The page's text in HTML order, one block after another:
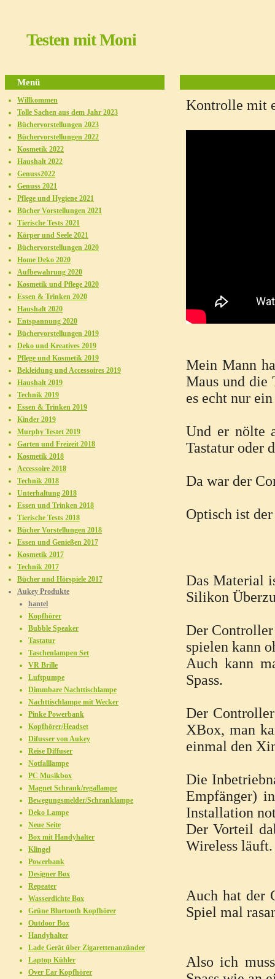
Testen mit Moni
Kontrolle mit
Mein Mann
Maus und die
es echt nur
Und er nölte
Tastatur oder
Da war der
Optisch ist
Das Material
Silikon
Der Controller
spielen kann
Auch kann
Spass.
Der
XBox, man
einmal den
Die
Empfänger)
Installation
Der Vorteil
Wireless läuft.
Auch hat der
Spiel mal
Also ich
Menü
Willkommen
Tolle Sachen aus dem Jahr 2023
Büchervorstellungen 2023
Büchervorstellungen 2022
Kosmetik 2022
Haushalt 2022
Genuss2022
Genuss 2021
Pflege und Hygiene 2021
Bücher Vorstellungen 2021
Tierische Tests 2021
Körper und Seele 2021
Büchervorstellungen 2020
Home Deko 2020
Aufbewahrung 2020
Kosmetik und Pflege 2020
Essen & Trinken 2020
Haushalt 2020
Entspannung 2020
Büchervorstellungen 2019
Deko und Kreatives 2019
Pflege und Kosmetik 2019
Bekleidung und Accessoires 2019
Haushalt 2019
Technik 2019
Essen & Trinken 2019
Kinder 2019
Murphy Testet 2019
Garten und Freizeit 2018
Kosmetik 2018
Accessoire 2018
Technik 2018
Unterhaltung 2018
Essen und Trinken 2018
Tierische Tests 2018
Bücher Vorstellungen 2018
Essen und Genießen 2017
Kosmetik 2017
Technik 2017
Bücher und Hörspiele 2017
Aukey Produkte
hantel
Kopfhörer
Bubble Speaker
Tastatur
Taschenlampen Set
VR Brille
Luftpumpe
Dimmbare Nachttischlampe
Nachttischlampe mit Wecker
Pinke Powerbank
Kopfhörer/Headset
Difusser von Aukey
Reise Diffuser
Notfalllampe
PC Musikbox
Magnet Schrank/regallampe
Bewegungsmelder/Schranklampe
Deko Lampe
Neue Seite
Box mit Handyhalter
Klingel
Powerbank
Designer Box
Repeater
Wasserdichte Box
Grüne Bluetooth Kopfhörer
Outdoor Box
Handyhalter
Lade Gerät über Zigarettenanzünder
Laptop Kühler
Over Ear Kopfhörer